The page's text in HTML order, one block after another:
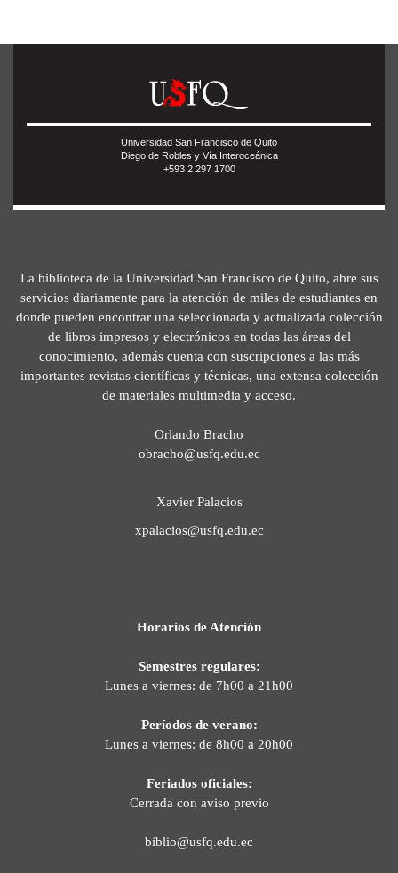
Universidad San Francisco de Quito
Diego de Robles y Vía Interoceánica
+593 2 297 1700
La biblioteca de la Universidad San Francisco de Quito, abre sus
servicios diariamente para la atención de miles de estudiantes en
donde pueden encontrar una seleccionada y actualizada colección
de libros impresos y electrónicos en todas las áreas del
conocimiento, además cuenta con suscripciones a las más
importantes revistas científicas y técnicas, una extensa colección
de materiales multimedia y acceso.
Orlando Bracho
obracho@usfq.edu.ec
Xavier Palacios
xpalacios@usfq.edu.ec
Horarios de Atención
Semestres regulares:
Lunes a viernes: de 7h00 a 21h00
Períodos de verano:
Lunes a viernes: de 8h00 a 20h00
Feriados oficiales:
Cerrada con aviso previo
biblio@usfq.edu.ec